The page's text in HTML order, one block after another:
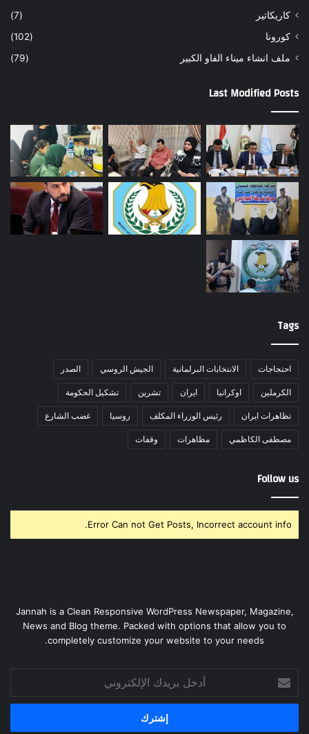
كاريكاتير
(7)
كورونا
(102)
ملف انشاء ميناء الفاو الكبير
(79)
Last Modified Posts
Tags
احتجاجات الانتخابات البرلمانية الجيش الروسي الصدر
الكرملين اوكرانيا ايران تشرين تشكيل الحكومة
تظاهرات ايران رئيس الوزراء المكلف روسيا غضب الشارع
مصطفى الكاظمي مظاهرات وقفات
Follow us
Error Can not Get Posts, Incorrect account info.
Jannah is a Clean Responsive WordPress Newspaper, Magazine,
News and Blog theme. Packed with options that allow you to
completely customize your website to your needs.
بريدك
الإلكتروني